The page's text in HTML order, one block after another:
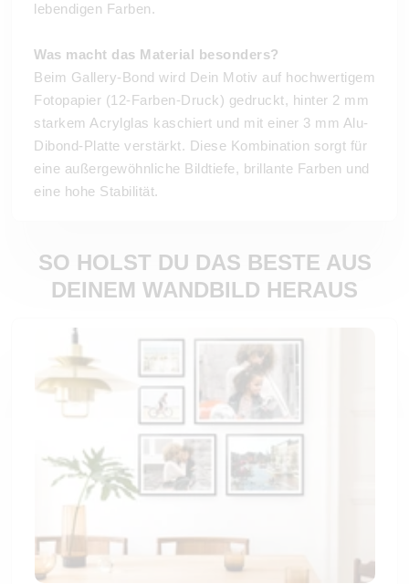
lebendigen Farben.
Was macht das Material besonders?
Beim Gallery-Bond wird Dein Motiv auf hochwertigem
Fotopapier (12-Farben-Druck) gedruckt, hinter 2 mm
starkem Acrylglas kaschiert und mit einer 3 mm Alu-
Dibond-Platte verstärkt. Diese Kombination sorgt für
eine außergewöhnliche Bildtiefe, brillante Farben und
eine hohe Stabilität.
SO HOLST DU DAS BESTE AUS
DEINEM WANDBILD HERAUS